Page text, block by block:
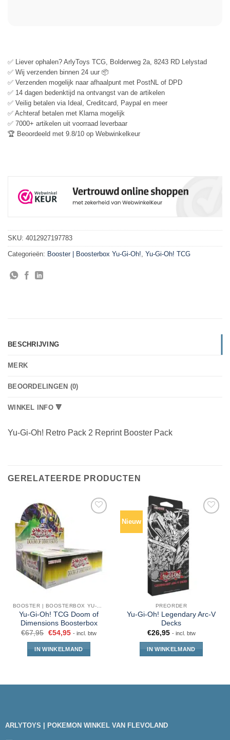
✅ Liever ophalen? ArlyToys TCG, Bolderweg 2a, 8243 RD Lelystad
✅ Wij verzenden binnen 24 uur 📦
✅ Verzenden mogelijk naar afhaalpunt met PostNL of DPD
✅ 14 dagen bedenktijd na ontvangst van de artikelen
✅ Veilig betalen via Ideal, Creditcard, Paypal en meer
✅ Achteraf betalen met Klarna mogelijk
✅ 7000+ artikelen uit voorraad leverbaar
🏆 Beoordeeld met 9.8/10 op Webwinkelkeur
SKU: 4012927197783
Categorieën: Booster | Boosterbox Yu-Gi-Oh!, Yu-Gi-Oh! TCG
BESCHRIJVING
MERK
BEOORDELINGEN (0)
WINKEL INFO 🔻
Yu-Gi-Oh! Retro Pack 2 Reprint Booster Pack
GERELATEERDE PRODUCTEN
Yu-Gi-Oh! TCG Doom of
Dimensions Boosterbox
€67,95 €54,95 - incl. btw
IN WINKELMAND
Nieuw
PREORDER
Yu-Gi-Oh! Legendary Arc-V
Decks
€26,95 - incl. btw
IN WINKELMAND
ARLYTOYS | POKEMON WINKEL VAN FLEVOLAND